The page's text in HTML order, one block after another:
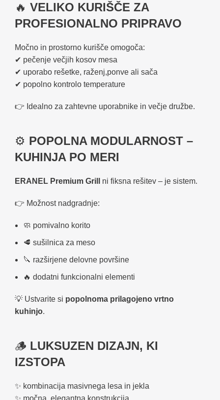
🔥 VELIKO KURIŠČE ZA
PROFESIONALNO PRIPRAVO
Močno in prostorno kurišče omogoča:
✔ pečenje večjih kosov mesa
✔ uporabo rešetke, raženj,ponve ali sača
✔ popolno kontrolo temperature
👉 Idealno za zahtevne uporabnike in večje družbe.
⚙️ POPOLNA MODULARNOST –
KUHINJA PO MERI
ERANEL Premium Grill ni fiksna rešitev – je sistem.
👉 Možnost nadgradnje:
🧼 pomivalno korito
🥩 sušilnica za meso
🔪 razširjene delovne površine
🔥 dodatni funkcionalni elementi
💡 Ustvarite si popolnoma prilagojeno vrtno
kuhinjo.
🪵 LUKSUZEN DIZAJN, KI
IZSTOPA
✨ kombinacija masivnega lesa in jekla
✨ močna, elegantna konstrukcija